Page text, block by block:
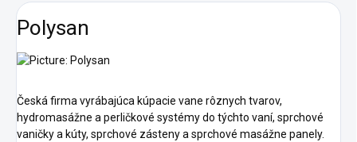
Polysan
Česká firma vyrábajúca kúpacie vane rôznych tvarov,
hydromasážne a perličkové systémy do týchto vaní, sprchové
vaničky a kúty, sprchové zásteny a sprchové masážne panely.